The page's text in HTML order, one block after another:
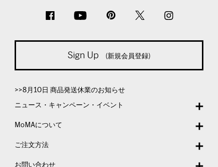
Sign Up (新規会員登録)
>>8月10日 商品発送休業のお知らせ
ニュース・キャンペーン・イベント
MoMAについて
ご注文方法
お問い合わせ